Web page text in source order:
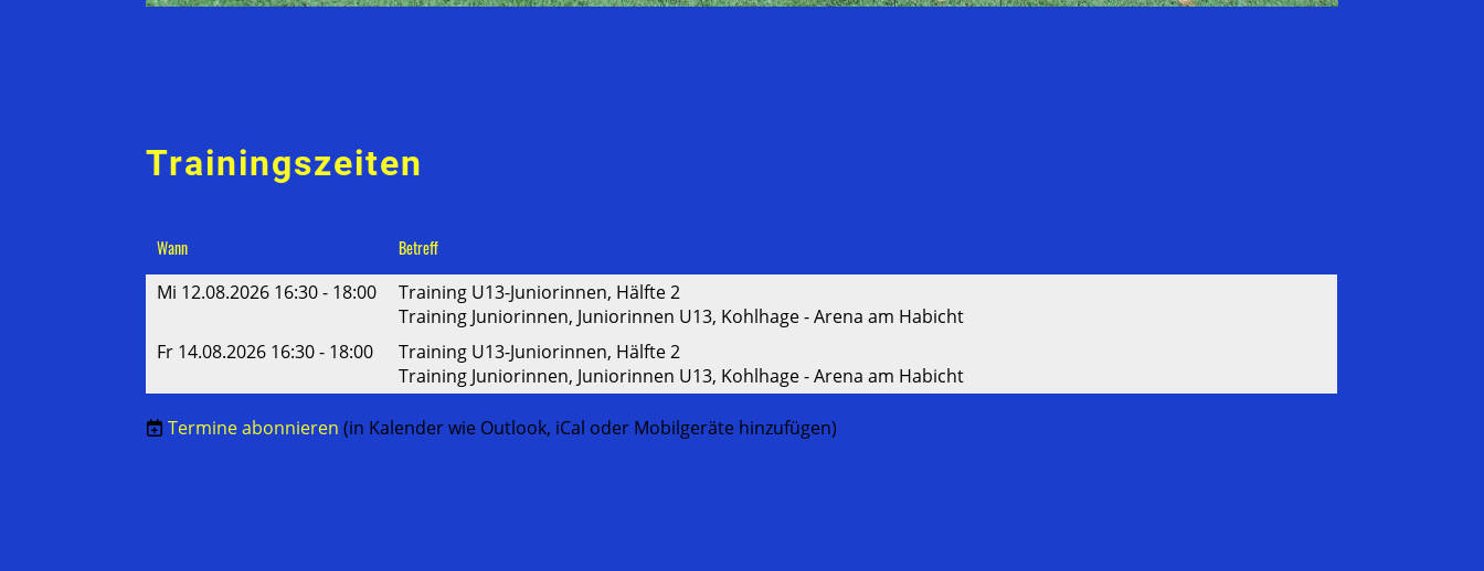
Trainingszeiten
Wann Betreff
Mi 12.08.2026 16:30 - 18:00
Training U13-Juniorinnen, Hälfte 2
Training Juniorinnen, Juniorinnen U13, Kohlhage - Arena am Habicht
Fr 14.08.2026 16:30 - 18:00
Training U13-Juniorinnen, Hälfte 2
Training Juniorinnen, Juniorinnen U13, Kohlhage - Arena am Habicht
Termine abonnieren (in Kalender wie Outlook, iCal oder Mobilgeräte hinzufügen)